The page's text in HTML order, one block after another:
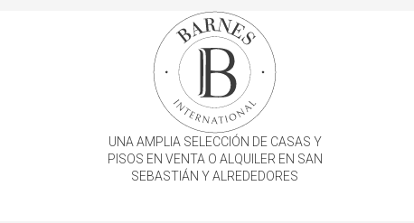
UNA AMPLIA SELECCIÓN DE CASAS Y
PISOS EN VENTA O ALQUILER EN SAN
SEBASTIÁN Y ALREDEDORES